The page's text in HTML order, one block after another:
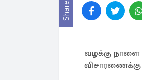
Share
வழக்கு நாளை